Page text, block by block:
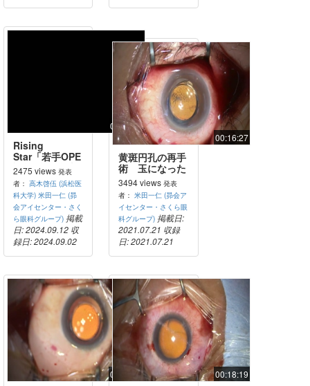
00:26:59
Rising
Star「若手OPE
談義 特別編 米
田先生編」
2475 views 発表
者： 高木啓伍 (浜松医
科大学) 米田一仁 (昴
会アイセンター・さく
ら眼科グループ) 掲載
日: 2024.09.12 収
録日: 2024.09.02
00:16:27
黄斑円孔の再手
術 玉になった
ILMでホールイ
ンワン
3494 views 発表
者：米田一仁 (昴会ア
イセンター・さくら眼
科グループ) 掲載日:
2021.07.21 収録
日: 2021.07.21
00:12:46 00:18:19